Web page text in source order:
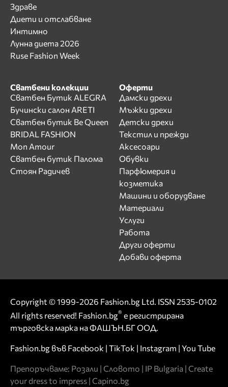
Здраве
Диети и отслабване
Интимно
Лунна диета 2026
Ruse Fashion Week
Сватбени колекции
Сватбен Бутик ALEGRA
Бучински салон ARETI
Сватбен бутик Be Queen
BRIDAL FASHION
Mon Amour
Сватбен бутик Палома
Стоян Радичев
Оферти
Дамски дрехи
Мъжки дрехи
Детски дрехи
Текстил и прежди
Аксесоари
Обувки
Парфюмерия и
козметика
Машини и оборудване
Материали
Услуги
Работа
Други оферти
Добави оферта
Copyright © 1999-2026 Fashion.bg Ltd. ISSN 2535-0102
All rights reserved! Fashion.bg® е регистрирана
търговска марка на ФАШЪН.БГ ООД.
Fashion.bg във Facebook | TikTok | Instagram | You Tube
Препоръчваме: Розали | Словото | IP Bulgaria | Create
your dress to impress | Capino.bg